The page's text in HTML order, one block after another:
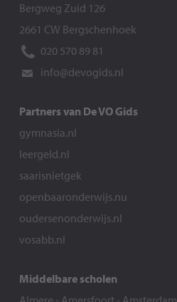
Bergweg Zuid 126
2661 CW Bergschenhoek
020 570 89 81
info@devogids.nl
Partners van De VO Gids
gymnasia.nl
leergeld.nl
saarisnietgek
openbaaronderwijs.nu
oudersenonderwijs.nl
vosabb.nl
Middelbare scholen